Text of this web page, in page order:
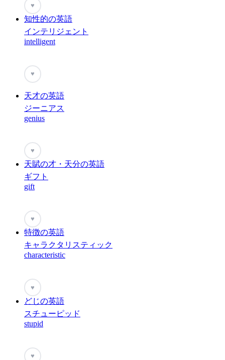
♥
知性的の英語
インテリジェント
intelligent
♥
天才の英語
ジーニアス
genius
♥
天賦の才・天分の英語
ギフト
gift
♥
特徴の英語
キャラクタリスティック
characteristic
♥
どじの英語
スチューピッド
stupid
♥